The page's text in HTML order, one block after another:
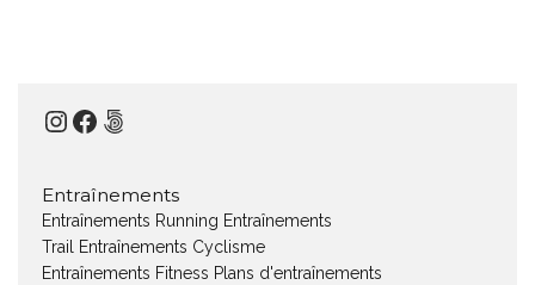
Instagram
Facebook
500px
Entraînements
Entraînements Running Entraînements
Trail
Entraînements Cyclisme
Entraînements Fitness Plans d'entraînements